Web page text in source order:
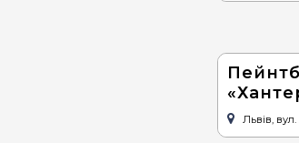
Львів, вул.